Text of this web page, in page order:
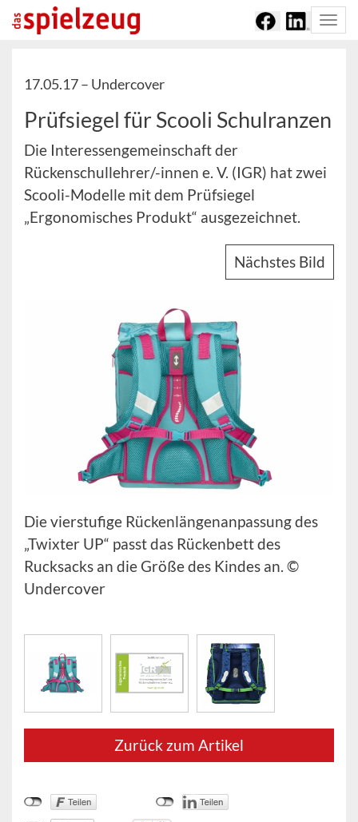
17.05.17 – Undercover
Prüfsiegel für Scooli Schulranzen
Die Interessengemeinschaft der
Rückenschullehrer/-innen e. V. (IGR) hat zwei
Scooli-Modelle mit dem Prüfsiegel
„Ergonomisches Produkt“ ausgezeichnet.
Nächstes Bild
Die vierstufige Rückenlängenanpassung des
„Twixter UP“ passt das Rückenbett des
Rucksacks an die Größe des Kindes an. ©
Undercover
Zurück zum Artikel